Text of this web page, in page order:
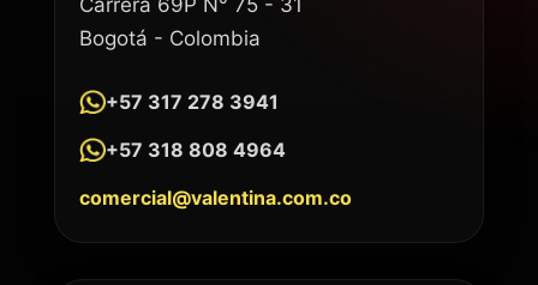
Carrera 69P N° 75 - 31
Bogotá - Colombia
+57 317 278 3941
+57 318 808 4964
comercial@valentina.com.co